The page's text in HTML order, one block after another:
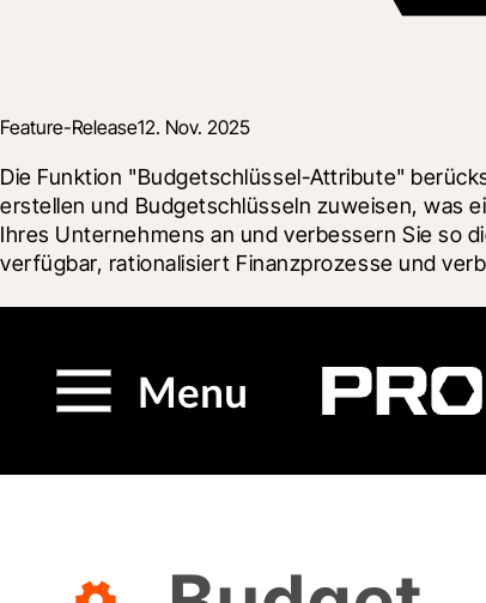
Feature-Release12. Nov. 2025
Die Funktion "Budgetschlüssel-Attribute"
erstellen und Budgetschlüsseln zuweisen, was
Ihres Unternehmens an und verbessern Sie so
verfügbar, rationalisiert Finanzprozesse und